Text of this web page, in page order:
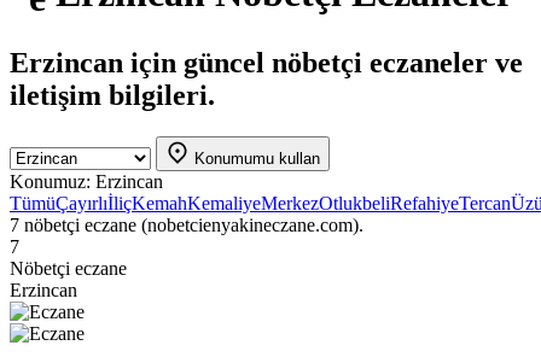
Erzincan için güncel nöbetçi eczaneler ve
iletişim bilgileri.
Konumumu kullan
Konumuz: Erzincan
TümüÇayırlıİliçKemahKemaliyeMerkezOtlukbeliRefahiyeTercan
7 nöbetçi eczane (nobetcienyakineczane.com).
7
Nöbetçi eczane
Erzincan